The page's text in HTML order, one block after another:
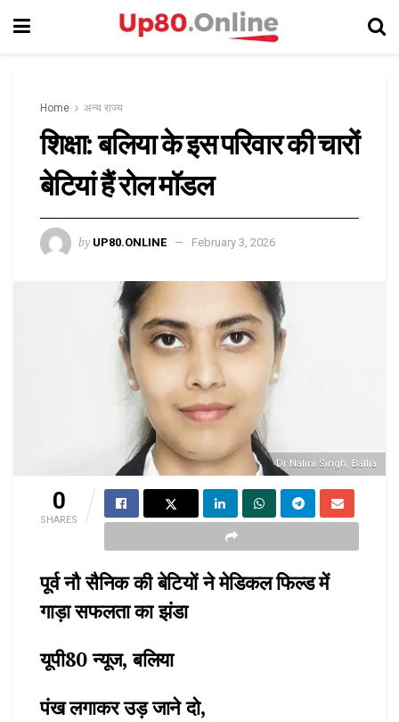
Home अन्य राज्य
शिक्षा: बलिया के इस परिवार की चारों
बेटियां हैं रोल मॉडल
by UP80.ONLINE February 3, 2026
Dr Nalini Singh, Ballia
0
SHARES
पूर्व नौ सैनिक की बेटियों ने मेडिकल फिल्ड में
गाड़ा सफलता का झंडा
यूपी80 न्यूज, बलिया
पंख लगाकर उड़ जाने दो,